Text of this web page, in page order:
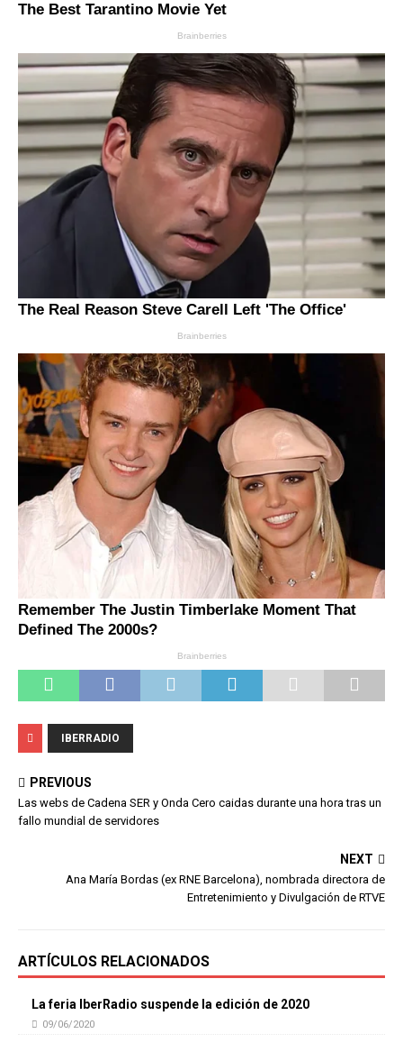
IBERRADIO
PREVIOUS
Las webs de Cadena SER y Onda Cero caidas durante una hora tras un
fallo mundial de servidores
NEXT
Ana María Bordas (ex RNE Barcelona), nombrada directora de
Entretenimiento y Divulgación de RTVE
ARTÍCULOS RELACIONADOS
La feria IberRadio suspende la edición de 2020
09/06/2020